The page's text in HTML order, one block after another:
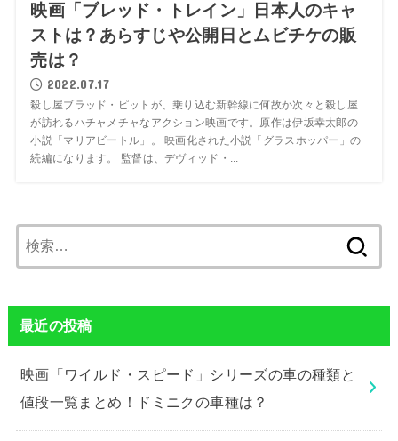
映画「ブレッド・トレイン」日本人のキャ
ストは？あらすじや公開日とムビチケの販
売は？
2022.07.17
殺し屋ブラッド・ピットが、乗り込む新幹線に何故か次々と殺し屋
が訪れるハチャメチャなアクション映画です。原作は伊坂幸太郎の
小説「マリアビートル」。 映画化された小説「グラスホッパー」の
続編になります。 監督は、デヴィッド・...
索:
最近の投稿
映画「ワイルド・スピード」シリーズの車の種類と
値段一覧まとめ！ドミニクの車種は？